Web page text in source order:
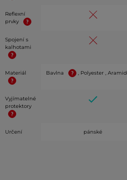
Reflexní
prvky
Spojení s
kalhotami
Materiál Bavlna , Polyester , Aramid
Vyjímatelné
protektory
Určení pánské